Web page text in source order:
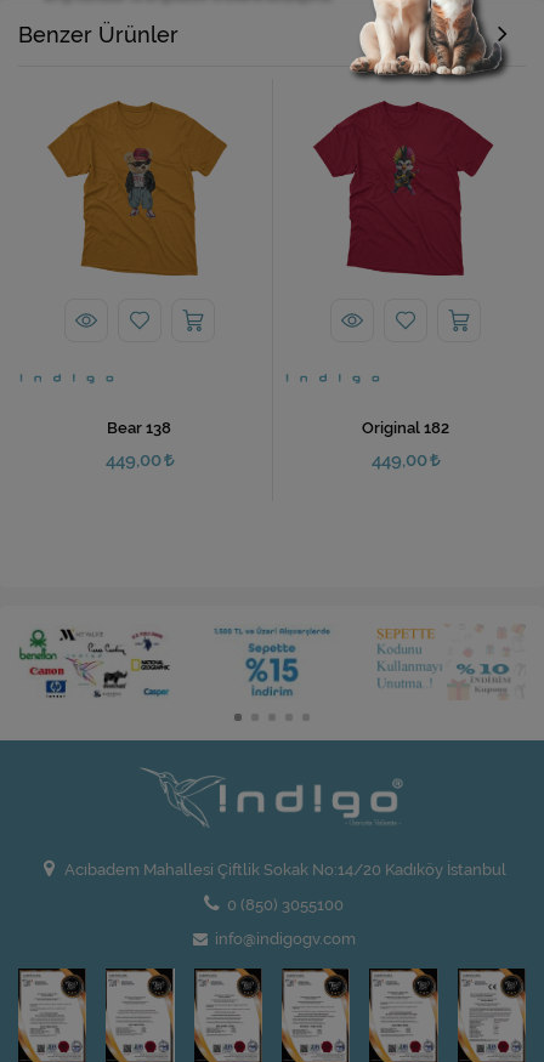
Benzer Ürünler
Bear 138
449,00
Original 182
449,00
Acıbadem Mahallesi Çiftlik Sokak No:14/20 Kadıköy İstanbul
0 (850) 3055100
info@indigogv.com